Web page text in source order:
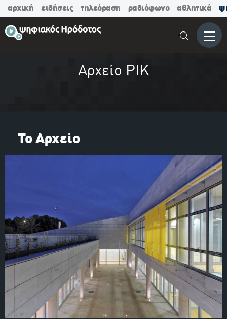
αρχική ειδήσεις τηλεόραση ραδιόφωνο αθλητικά
Μενού
Αρχείο ΡΙΚ
Το Αρχείο